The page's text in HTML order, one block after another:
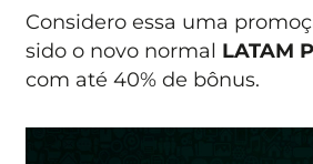
Considero essa uma
sido o novo normal LATAM
com até 40% de bônus.